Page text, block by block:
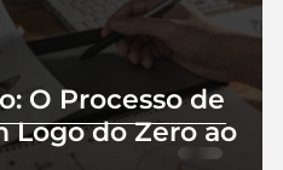
O Processo de
Logo do Zero ao